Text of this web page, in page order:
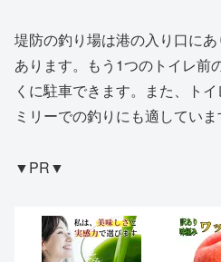
堤防の釣り場は港の入り口に
あります。もう1つのトイレ前
くに駐車できます。また、ト
ミリーでの釣りにも適していま
▼PR▼